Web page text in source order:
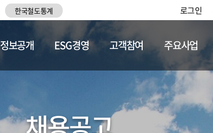
한국철도통계 로그인
채용정보
정보공개 ESG경영 고객참여 주요사업